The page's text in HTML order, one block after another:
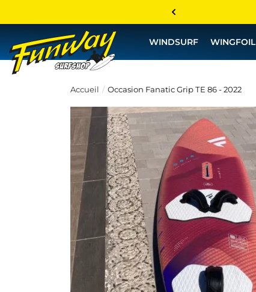
WINDSURF WINGFOIL
Accueil Occasion Fanatic Grip TE 86 - 2022